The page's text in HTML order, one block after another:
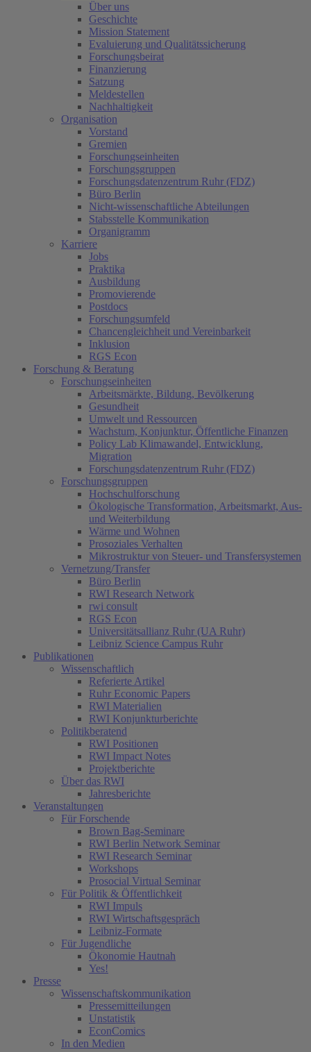
Über uns
Geschichte
Mission Statement
Evaluierung und Qualitätssicherung
Forschungsbeirat
Finanzierung
Satzung
Meldestellen
Nachhaltigkeit
Organisation
Vorstand
Gremien
Forschungseinheiten
Forschungsgruppen
Forschungsdatenzentrum Ruhr (FDZ)
Büro Berlin
Nicht-wissenschaftliche Abteilungen
Stabsstelle Kommunikation
Organigramm
Karriere
Jobs
Praktika
Ausbildung
Promovierende
Postdocs
Forschungsumfeld
Chancengleichheit und Vereinbarkeit
Inklusion
RGS Econ
Forschung & Beratung
Forschungseinheiten
Arbeitsmärkte, Bildung, Bevölkerung
Gesundheit
Umwelt und Ressourcen
Wachstum, Konjunktur, Öffentliche Finanzen
Policy Lab Klimawandel, Entwicklung,
Migration
Forschungsdatenzentrum Ruhr (FDZ)
Forschungsgruppen
Hochschulforschung
Ökologische Transformation, Arbeitsmarkt, Aus-
und Weiterbildung
Wärme und Wohnen
Prosoziales Verhalten
Mikrostruktur von Steuer- und Transfersystemen
Vernetzung/Transfer
Büro Berlin
RWI Research Network
rwi consult
RGS Econ
Universitätsallianz Ruhr (UA Ruhr)
Leibniz Science Campus Ruhr
Publikationen
Wissenschaftlich
Referierte Artikel
Ruhr Economic Papers
RWI Materialien
RWI Konjunkturberichte
Politikberatend
RWI Positionen
RWI Impact Notes
Projektberichte
Über das RWI
Jahresberichte
Veranstaltungen
Für Forschende
Brown Bag-Seminare
RWI Berlin Network Seminar
RWI Research Seminar
Workshops
Prosocial Virtual Seminar
Für Politik & Öffentlichkeit
RWI Impuls
RWI Wirtschaftsgespräch
Leibniz-Formate
Für Jugendliche
Ökonomie Hautnah
Yes!
Presse
Wissenschaftskommunikation
Pressemitteilungen
Unstatistik
EconComics
In den Medien